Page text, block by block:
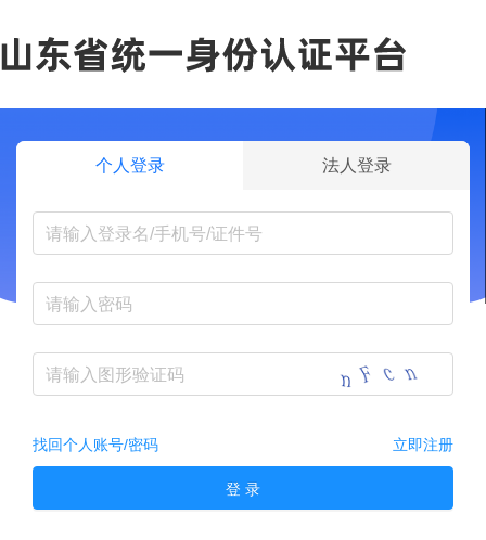
个人登录 法人登录
找回个人账号/密码 立即注册
登 录